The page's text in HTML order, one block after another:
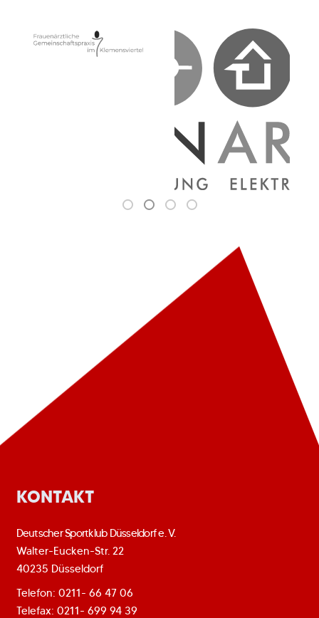
KONTAKT
Deutscher Sportklub Düsseldorf e. V.
Walter-Eucken-Str. 22
40235 Düsseldorf
Telefon: 0211- 66 47 06
Telefax: 0211- 699 94 39